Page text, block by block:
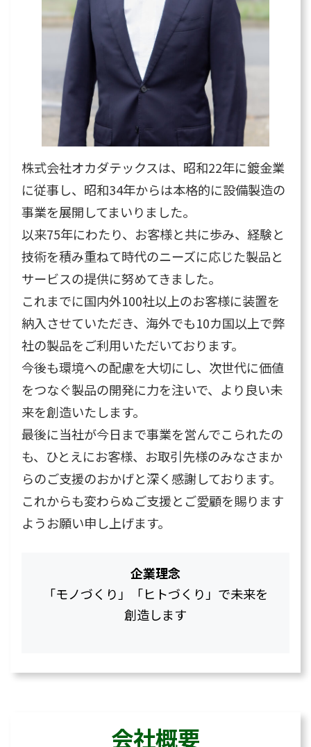
株式会社オカダテックスは、昭和22年に鍍金業
に従事し、昭和34年からは本格的に設備製造の
事業を展開してまいりました。
以来75年にわたり、お客様と共に歩み、経験と
技術を積み重ねて時代のニーズに応じた製品と
サービスの提供に努めてきました。
これまでに国内外100社以上のお客様に装置を
納入させていただき、海外でも10カ国以上で弊
社の製品をご利用いただいております。
今後も環境への配慮を大切にし、次世代に価値
をつなぐ製品の開発に力を注いで、より良い未
来を創造いたします。
最後に当社が今日まで事業を営んでこられたの
も、ひとえにお客様、お取引先様のみなさまか
らのご支援のおかげと深く感謝しております。
これからも変わらぬご支援とご愛顧を賜ります
ようお願い申し上げます。
企業理念
「モノづくり」「ヒトづくり」で未来を
創造します
会社概要